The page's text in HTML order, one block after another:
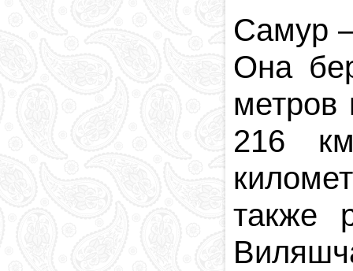
Самур
Она
метров
216
также